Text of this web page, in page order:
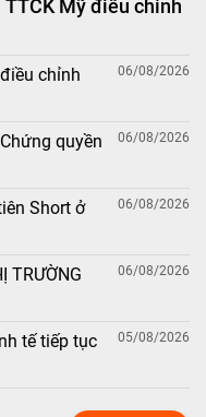
TTCK Mỹ điều chỉnh
chỉnh
06/08/2026
quyền
06/08/2026
Short ở
06/08/2026
TRƯỜNG
06/08/2026
tế tiếp tục
05/08/2026